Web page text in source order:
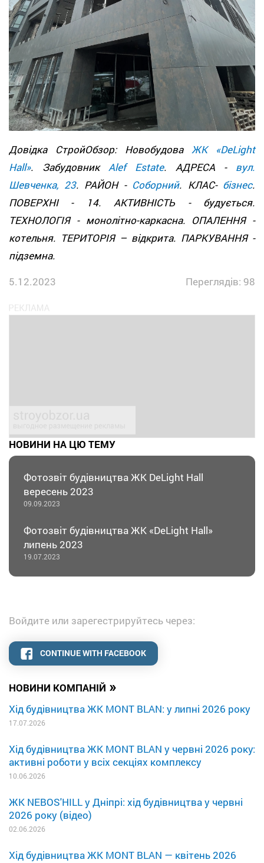
НОВИНИ КОМПАНІЙ »
Хід будівництва ЖК MONT BLAN: у липні 2026 року
17.07.2026
Хід будівництва ЖК MONT BLAN у червні 2026 року:
активні роботи у всіх секціях комплексу
10.06.2026
ЖК NEBOS'HILL у Дніпрі: хід будівництва у червні
2026 року (відео)
02.06.2026
Хід будівництва ЖК MONT BLAN — квітень 2026
Довідка СтройОбзор: Новобудова ЖК «DeLight
Hall». Забудовник Alef Estate. АДРЕСА - вул.
Шевченка, 23. РАЙОН - Соборний. КЛАС- бізнес.
ПОВЕРХНІ - 14. АКТИВНІСТЬ - будується.
ТЕХНОЛОГІЯ - монолітно-каркасна. ОПАЛЕННЯ -
котельня. ТЕРИТОРІЯ – відкрита. ПАРКУВАННЯ -
підземна.
5.12.2023
Переглядів: 98
НОВИНИ НА ЦЮ ТЕМУ
Фотозвіт будівництва ЖК DeLight Hall
вересень 2023
09.09.2023
Фотозвіт будівництва ЖК «DeLight Hall»
липень 2023
19.07.2023
Войдите или зарегестрируйтесь через:
CONTINUE WITH FACEBOOK